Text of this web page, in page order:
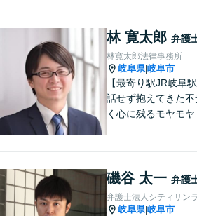
お気軽にご相談下さ
林 寛太郎 弁護
林寛太郎法律事務所
岐阜県|岐阜市
【最寄り駅JR岐阜
話せず抱えてきた
く心に残るモヤモヤ
一緒に見つけていき
【丁寧なヒアリング
密着型の法律事務所
磯谷 太一 弁護
弁護士法人シティサン
岐阜県|岐阜市